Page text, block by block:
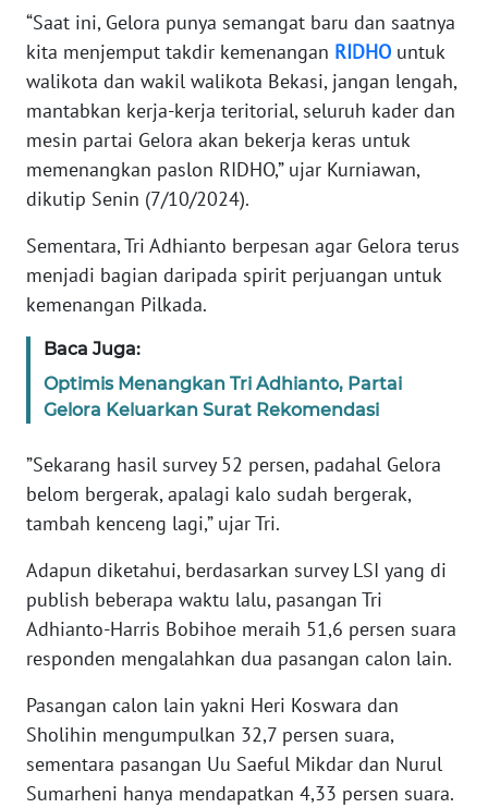
“Saat ini, Gelora punya semangat baru dan saatnya
kita menjemput takdir kemenangan RIDHO untuk
walikota dan wakil walikota Bekasi, jangan lengah,
mantabkan kerja-kerja teritorial, seluruh kader dan
mesin partai Gelora akan bekerja keras untuk
memenangkan paslon RIDHO,” ujar Kurniawan,
dikutip Senin (7/10/2024).
Sementara, Tri Adhianto berpesan agar Gelora terus
menjadi bagian daripada spirit perjuangan untuk
kemenangan Pilkada.
Baca Juga:
Optimis Menangkan Tri Adhianto, Partai
Gelora Keluarkan Surat Rekomendasi
”Sekarang hasil survey 52 persen, padahal Gelora
belom bergerak, apalagi kalo sudah bergerak,
tambah kenceng lagi,” ujar Tri.
Adapun diketahui, berdasarkan survey LSI yang di
publish beberapa waktu lalu, pasangan Tri
Adhianto-Harris Bobihoe meraih 51,6 persen suara
responden mengalahkan dua pasangan calon lain.
Pasangan calon lain yakni Heri Koswara dan
Sholihin mengumpulkan 32,7 persen suara,
sementara pasangan Uu Saeful Mikdar dan Nurul
Sumarheni hanya mendapatkan 4,33 persen suara.
WN
RIAU
SERAMBI
WN
WN
SULTRA
NTB
SULTENG
WN
WN
BABEL
SUMBAR
WN
SUMSEL